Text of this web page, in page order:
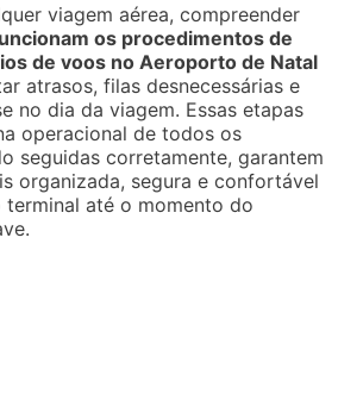
viagem aérea, compreender
os procedimentos de
de voos no Aeroporto de Natal
atrasos, filas desnecessárias e
no dia da viagem. Essas etapas
operacional de todos os
seguidas corretamente, garantem
organizada, segura e confortável
terminal até o momento do